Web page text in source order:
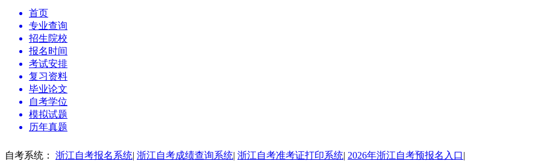
首页
专业查询
招生院校
报名时间
考试安排
复习资料
毕业论文
自考学位
模拟试题
历年真题
自考系统： 浙江自考报名系统| 浙江自考成绩查询系统| 浙江自考准考证打印系统| 2026年浙江自考预报名入口|